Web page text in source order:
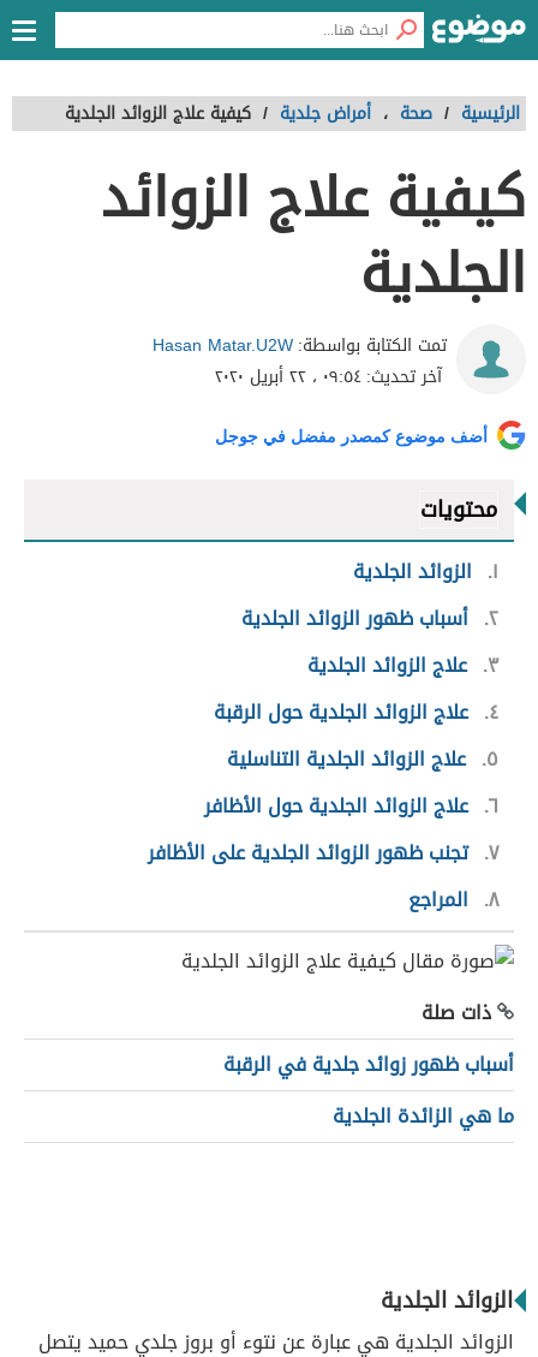
الرئيسية / صحة ، أمراض جلدية / كيفية علاج الزوائد الجلدية
كيفية علاج الزوائد
الجلدية
تمت الكتابة بواسطة:Hasan Matar.U2W
آخر تحديث:٠٩:٥٤ ، ٢٢ أبريل ٢٠٢٠
أضف موضوع كمصدر مفضل في جوجل
محتويات
١
الزوائد الجلدية
٢ أسباب ظهور الزوائد الجلدية
٣ علاج الزوائد الجلدية
٤ علاج الزوائد الجلدية حول الرقبة
٥ علاج الزوائد الجلدية التناسلية
٦ علاج الزوائد الجلدية حول الأظافر
٧ تجنب ظهور الزوائد الجلدية على الأظافر
٨ المراجع
ذات صلة
أسباب ظهور زوائد جلدية في الرقبة
ما هي الزائدة الجلدية
الزوائد الجلدية
الزوائد الجلدية هي عبارة عن نتوء أو بروز جلدي حميد يتصل